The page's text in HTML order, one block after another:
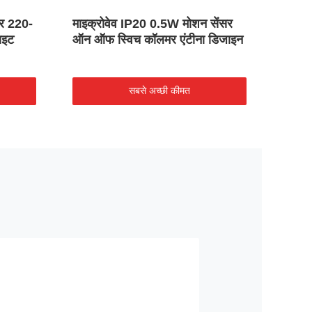
220-
माइक्रोवेव IP20 0.5W मोशन सेंसर
ऑन ऑफ स्विच कॉलमर एंटीना डिजाइन
सबसे अच्छी कीमत